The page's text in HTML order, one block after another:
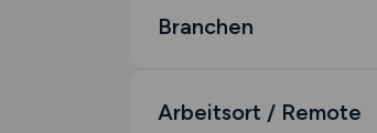
Branchen
Arbeitsort / Remote